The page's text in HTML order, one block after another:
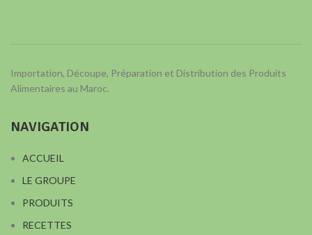
Importation, Découpe, Préparation et Distribution des Produits
Alimentaires au Maroc.
NAVIGATION
ACCUEIL
LE GROUPE
PRODUITS
RECETTES